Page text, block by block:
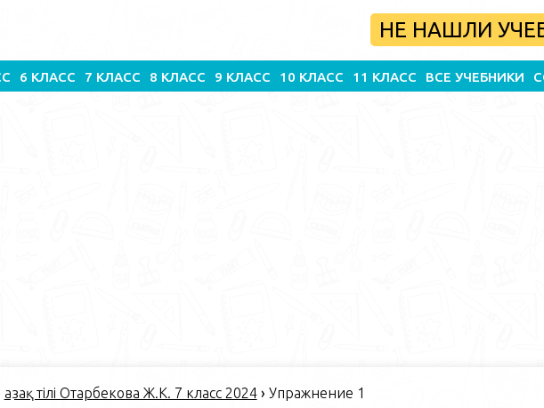
НЕ НАШЛИ
6 КЛАСС 7 КЛАСС 8 КЛАСС 9 КЛАСС 10 КЛАСС 11 КЛАСС ВСЕ УЧЕБНИКИ
Қазақ тілі Отарбекова Ж.К. 7 класс 2024› Упражнение 1